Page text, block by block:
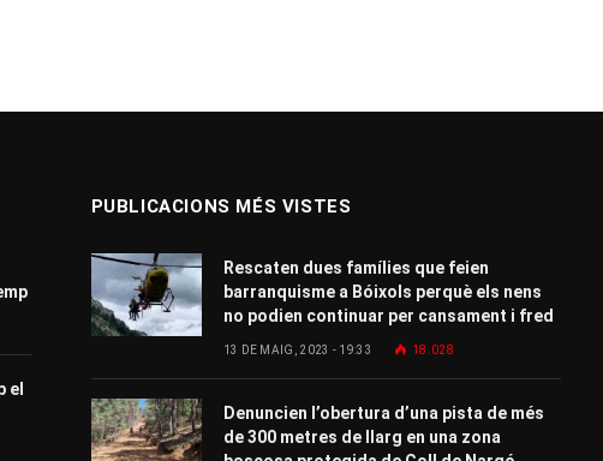
el
PUBLICACIONS MÉS VISTES
Rescaten dues famílies que feien
barranquisme a Bóixols perquè els nens
no podien continuar per cansament i fred
13 DE MAIG, 2023 - 19:33 18.028
Denuncien l’obertura d’una pista de més
de 300 metres de llarg en una zona